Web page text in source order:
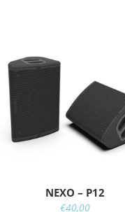
NEXO – P12
€40,00